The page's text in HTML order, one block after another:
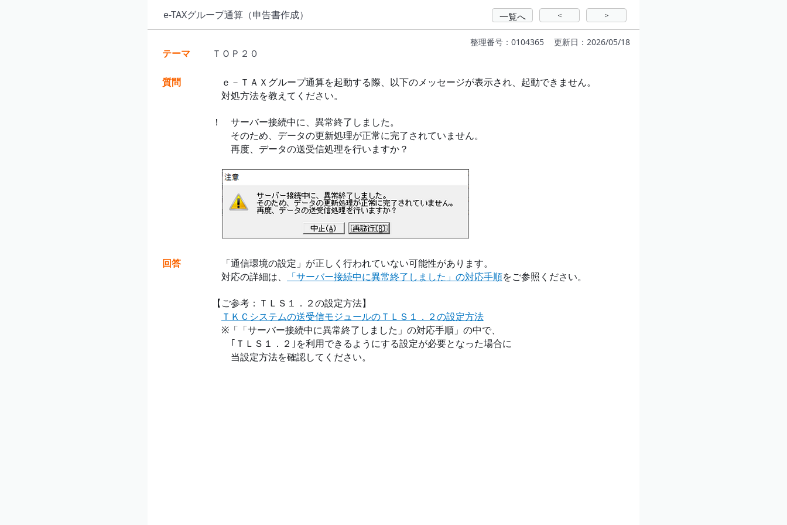
e-TAXグループ通算（申告書作成） 一覧へ ＜ ＞
整理番号：0104365 更新日：2026/05/18
テーマ ＴＯＰ２０
質問
ｅ－ＴＡＸグループ通算を起動する際、以下のメッセージが表示され、起動できません。
対処方法を教えてください。
！ サーバー接続中に、異常終了しました。
そのため、データの更新処理が正常に完了されていません。
再度、データの送受信処理を行いますか？
回答
「通信環境の設定」が正しく行われていない可能性があります。
対応の詳細は、
「サーバー接続中に異常終了しました」の対応手順をご参照ください。
【ご参考：ＴＬＳ１．２の設定方法】
ＴＫＣシステムの送受信モジュールのＴＬＳ１．２の設定方法
※「「サーバー接続中に異常終了しました」の対応手順」の中で、
｢ＴＬＳ１．２｣を利用できるようにする設定が必要となった場合に
当設定方法を確認してください。